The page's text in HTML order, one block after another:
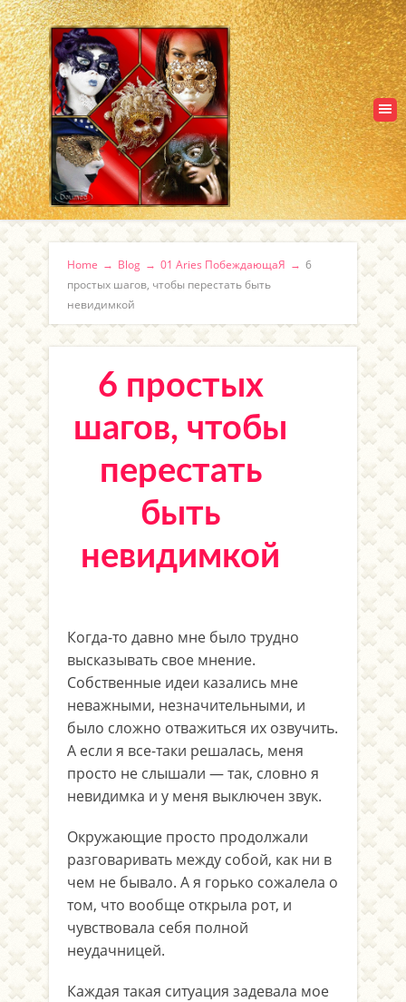
Home → Blog → 01 Aries ПобеждающаЯ → 6
простых шагов, чтобы перестать быть
невидимкой
6 простых
шагов, чтобы
перестать
быть
невидимкой
Когда-то давно мне было трудно
высказывать свое мнение.
Собственные идеи казались мне
неважными, незначительными, и
было сложно отважиться их озвучить.
А если я все-таки решалась, меня
просто не слышали — так, словно я
невидимка и у меня выключен звук.
Окружающие просто продолжали
разговаривать между собой, как ни в
чем не бывало. А я горько сожалела о
том, что вообще открыла рот, и
чувствовала себя полной
неудачницей.
Каждая такая ситуация задевала мое